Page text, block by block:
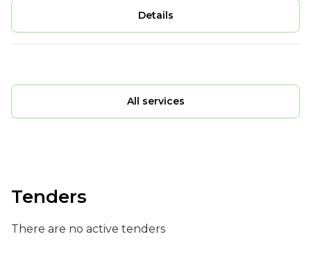
Details
All services
Tenders
There are no active tenders